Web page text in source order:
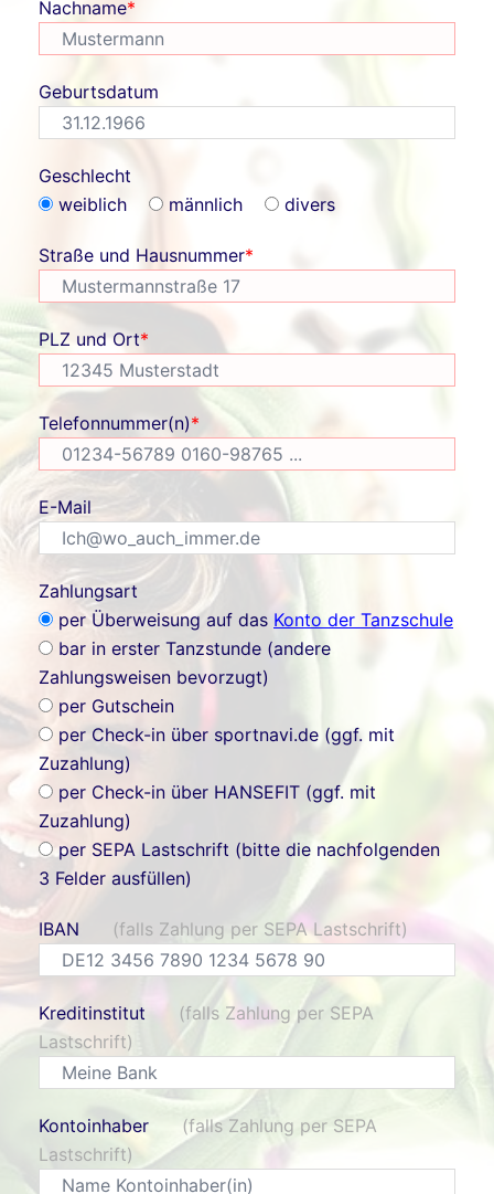
Nachname*
Geburtsdatum
Geschlecht
weiblich
männlich divers
Straße und Hausnummer*
PLZ und Ort*
Telefonnummer(n)*
E-Mail
Zahlungsart
per Überweisung auf das Konto der Tanzschule
bar in erster Tanzstunde (andere
Zahlungsweisen bevorzugt)
per Gutschein
per Check-in über sportnavi.de (ggf. mit
Zuzahlung)
per Check-in über HANSEFIT (ggf. mit
Zuzahlung)
per SEPA Lastschrift (bitte die nachfolgenden
3 Felder ausfüllen)
IBAN (falls Zahlung per SEPA Lastschrift)
Kreditinstitut (falls Zahlung per SEPA
Lastschrift)
Kontoinhaber (falls Zahlung per SEPA
Lastschrift)